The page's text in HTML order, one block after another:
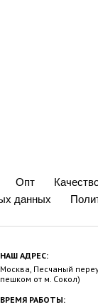
Опт
данных
НАШ АДРЕС:
Москва, Песчаный
пешком от м. Сокол)
ВРЕМЯ РАБОТЫ: